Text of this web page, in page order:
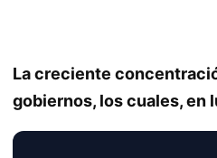
La creciente
gobiernos, los cuales, en